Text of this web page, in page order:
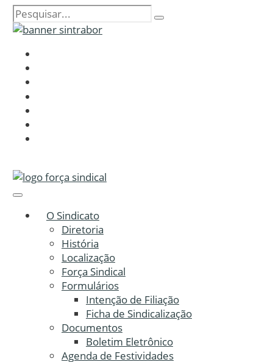
O Sindicato
Diretoria
História
Localização
Força Sindical
Formulários
Intenção de Filiação
Ficha de Sindicalização
Documentos
Boletim Eletrônico
Agenda de Festividades